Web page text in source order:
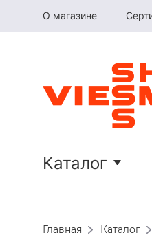
О магазине
Каталог
Главная Каталог